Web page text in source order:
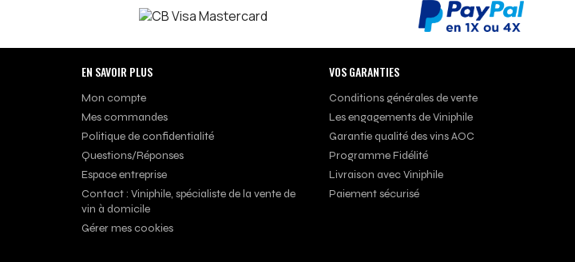
EN SAVOIR PLUS
Mon compte
Mes commandes
Politique de confidentialité
Questions/Réponses
Espace entreprise
Contact : Viniphile, spécialiste de la vente de
vin à domicile
Gérer mes cookies
VOS GARANTIES
Conditions générales de vente
Les engagements de Viniphile
Garantie qualité des vins AOC
Programme Fidélité
Livraison avec Viniphile
Paiement sécurisé